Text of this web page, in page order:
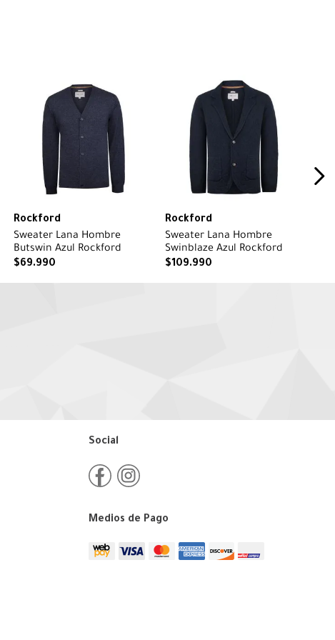
Rockford
Sweater Lana Hombre
Butswin Azul Rockford
$69.990
Rockford
Sweater Lana Hombre
Swinblaze Azul Rockford
$109.990
Social
Medios de Pago